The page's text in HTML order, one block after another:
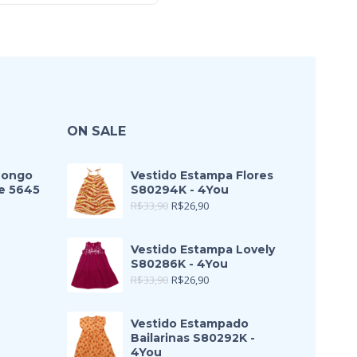
5645
ON SALE
Vestido Estampa Flores
S80294K - 4You
R$33,90 R$26,90
Vestido Estampa Lovely
S80286K - 4You
R$33,90 R$26,90
Vestido Estampado
Bailarinas S80292K -
4You